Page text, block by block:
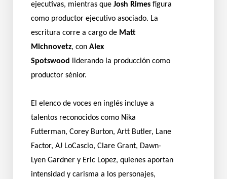
ejecutivas, mientras que Josh Rimes figura
como productor ejecutivo asociado. La
escritura corre a cargo de Matt
Michnovetz, con Alex
Spotswood liderando la producción como
productor sénior.
El elenco de voces en inglés incluye a
talentos reconocidos como Nika
Futterman, Corey Burton, Artt Butler, Lane
Factor, AJ LoCascio, Clare Grant, Dawn-
Lyen Gardner y Eric Lopez, quienes aportan
intensidad y carisma a los personajes,